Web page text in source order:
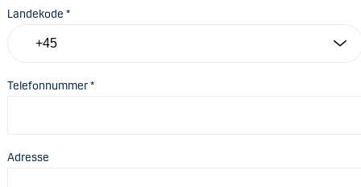
Landekode *
Telefonnummer *
Adresse